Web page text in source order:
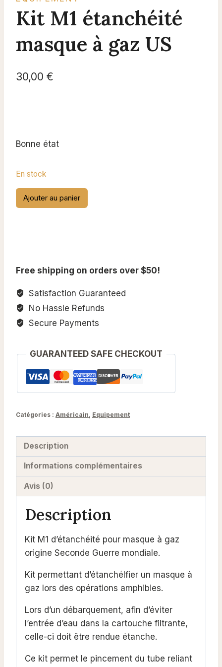
Kit M1 étanchéité
masque à gaz US
30,00 €
Bonne état
En stock
quantité
de
à
gaz
Ajouter au panier
Free shipping on orders over $50!
Satisfaction Guaranteed
No Hassle Refunds
Secure Payments
GUARANTEED SAFE CHECKOUT
Catégories : Américain Equipement
Description
Informations complémentaires
Avis (0)
Description
Kit M1 d’étanchéité pour masque à gaz
origine Seconde Guerre mondiale.
Kit permettant d’étanchélfier un masque à
gaz lors des opérations amphibies.
Lors d’un débarquement, afin d’éviter
l’entrée d’eau dans la cartouche filtrante,
celle-ci doit être rendue étanche.
Ce kit permet le pincement du tube reliant